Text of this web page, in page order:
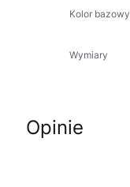
Kolor bazowy
Wymiary
Opinie